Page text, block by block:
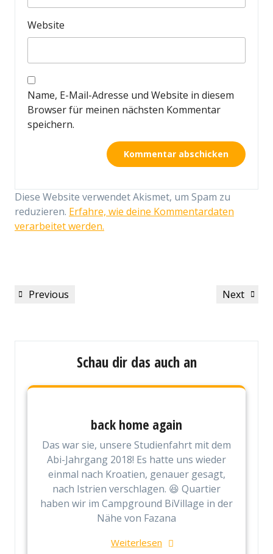
Website
Name, E-Mail-Adresse und Website in diesem
Browser für meinen nächsten Kommentar
speichern.
Diese Website verwendet Akismet, um Spam zu
reduzieren. Erfahre, wie deine Kommentardaten
verarbeitet werden.
Beitragsnavigation
Previous
Previous
Next
Next
Schau dir das auch an
back home again
Das war sie, unsere Studienfahrt mit dem
Abi-Jahrgang 2018! Es hatte uns wieder
einmal nach Kroatien, genauer gesagt,
nach Istrien verschlagen. 😆 Quartier
haben wir im Campground BiVillage in der
Nähe von Fazana
Weiterlesen